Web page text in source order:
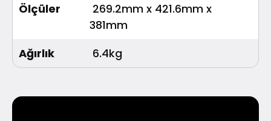
Ölçüler
269.2mm x 421.6mm x
381mm
Ağırlık
6.4kg